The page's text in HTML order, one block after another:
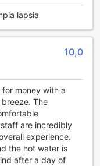
kätevät
on täydellinen
julkisen
matkasta suoraan
joka on
matkustavat
käytettävissä
ja
saatavilla,
ympäri Jakarta,
ilman
lapsia
10,0
money with a
The
are incredibly
experience.
the hot water is
after a day of